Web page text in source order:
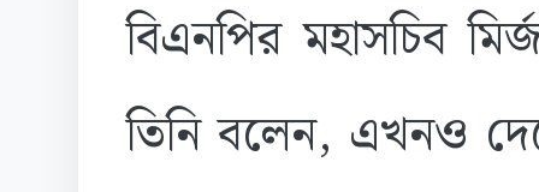
বিএনপির মহাসচিব
তিনি বলেন, এখনও